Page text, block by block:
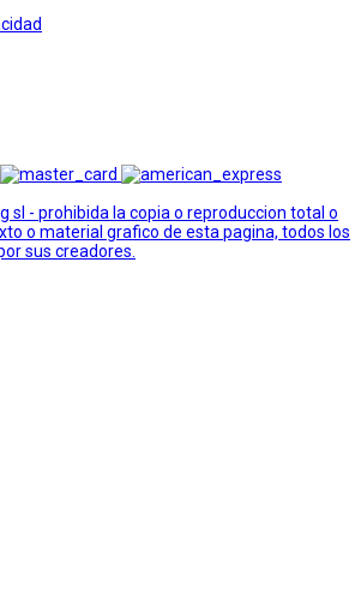
sl - prohibida la copia o reproduccion total o
o material grafico de esta pagina, todos los
sus creadores.